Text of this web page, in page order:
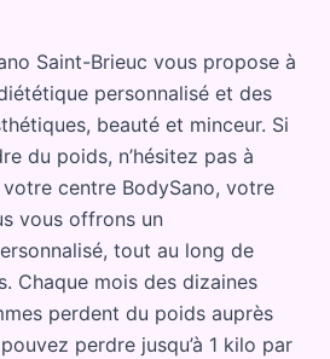
Saint-Brieuc vous propose à
personnalisé et des
beauté et minceur. Si
du poids, n’hésitez pas à
centre BodySano, votre
vous offrons un
tout au long de
Chaque mois des dizaines
perdent du poids auprès
perdre jusqu’à 1 kilo par